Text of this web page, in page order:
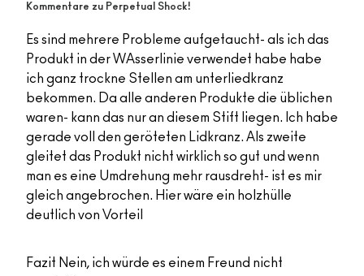
Kommentare zu Perpetual Shock!
Es sind mehrere Probleme aufgetaucht- als ich das
Produkt in der WAsserlinie verwendet habe habe
ich ganz trockne Stellen am unterliedkranz
bekommen. Da alle anderen Produkte die üblichen
waren- kann das nur an diesem Stift liegen. Ich habe
gerade voll den geröteten Lidkranz. Als zweite
gleitet das Produkt nicht wirklich so gut und wenn
man es eine Umdrehung mehr rausdreht- ist es mir
gleich angebrochen. Hier wäre ein holzhülle
deutlich von Vorteil
Fazit Nein, ich würde es einem Freund nicht